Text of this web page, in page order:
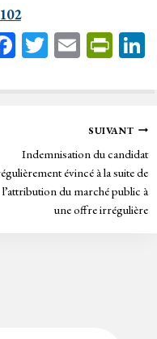
Fa
bo
T
tt
E
ail
Pr
tF
rie
n
dl
y
SUIVANT
Indemnisation du candidat
évincé à la suite de
l’attribution du marché public à
une offre irrégulière